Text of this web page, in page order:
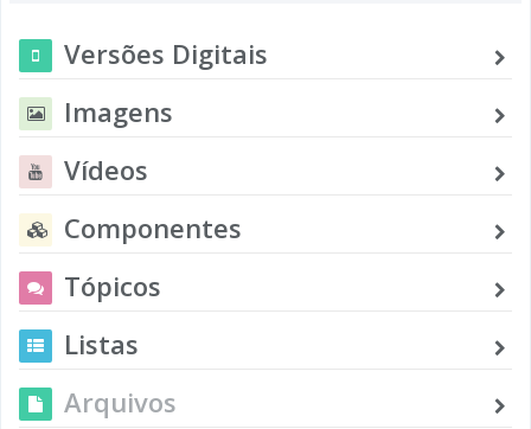
Versões Digitais
Imagens
Vídeos
Componentes
Tópicos
Listas
Arquivos